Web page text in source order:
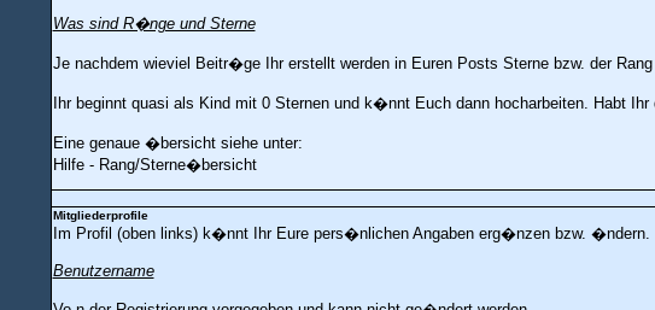
Was sind R�nge und Sterne
Je nachdem wieviel Beitr�ge Ihr erstellt werden in Euren Posts Sterne bzw. der
Ihr beginnt quasi als Kind mit 0 Sternen und k�nnt Euch dann hocharbeiten. Habt
Eine genaue �bersicht siehe unter:
Hilfe - Rang/Sterne�bersicht
Mitgliederprofile
Im Profil (oben links) k�nnt Ihr Eure pers�nlichen Angaben erg�nzen bzw. �ndern.
Benutzername